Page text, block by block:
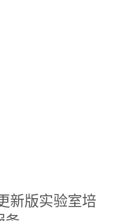
新版实验室培